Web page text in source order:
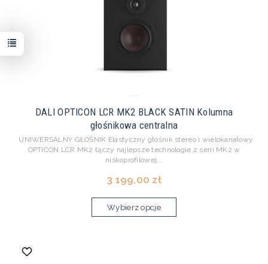
DALI OPTICON LCR MK2 BLACK SATIN Kolumna
głośnikowa centralna
UNIWERSALNY GŁOŚNIK Elastyczny głośnik stereo i wielokanałowy
OPTICON LCR MK2 łączy najlepsze technologie z serii MK2 w
niskoprofilowej...
3 199,00 zł
Wybierz opcje